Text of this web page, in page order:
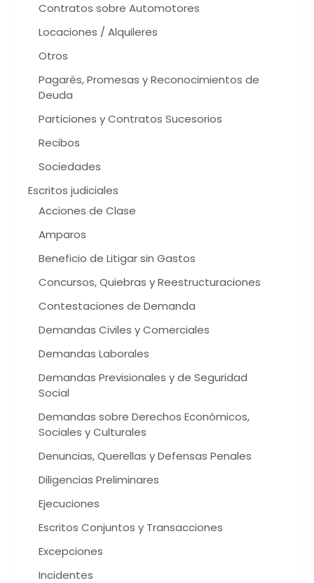
Contratos sobre Automotores
Locaciones / Alquileres
Otros
Pagarés, Promesas y Reconocimientos de
Deuda
Particiones y Contratos Sucesorios
Recibos
Sociedades
Escritos judiciales
Acciones de Clase
Amparos
Beneficio de Litigar sin Gastos
Concursos, Quiebras y Reestructuraciones
Contestaciones de Demanda
Demandas Civiles y Comerciales
Demandas Laborales
Demandas Previsionales y de Seguridad
Social
Demandas sobre Derechos Económicos,
Sociales y Culturales
Denuncias, Querellas y Defensas Penales
Diligencias Preliminares
Ejecuciones
Escritos Conjuntos y Transacciones
Excepciones
Incidentes